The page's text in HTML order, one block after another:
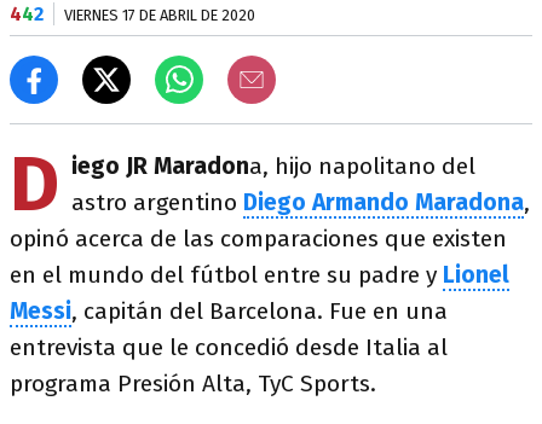
442 VIERNES 17 DE ABRIL DE 2020
D iego JR Maradona, hijo napolitano del
astro argentino Diego Armando Maradona,
opinó acerca de las comparaciones que existen
en el mundo del fútbol entre su padre y Lionel
Messi, capitán del Barcelona. Fue en una
entrevista que le concedió desde Italia al
programa Presión Alta, TyC Sports.